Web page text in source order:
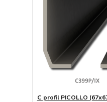
C profil PICOLLO